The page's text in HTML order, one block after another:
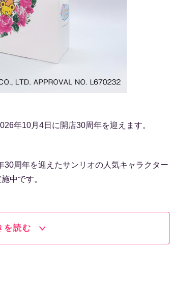
年10月4日に開店30周年を迎えます。
周年を迎えたサンリオの人気キャラクター
中です。
を読む